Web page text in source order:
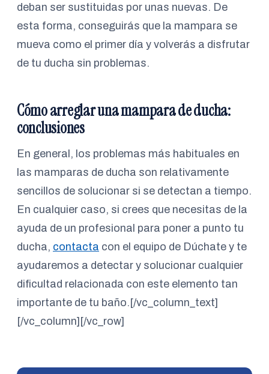
deban ser sustituidas por unas nuevas. De
esta forma, conseguirás que la mampara se
mueva como el primer día y volverás a disfrutar
de tu ducha sin problemas.
Cómo arreglar una mampara de ducha:
conclusiones
En general, los problemas más habituales en
las mamparas de ducha son relativamente
sencillos de solucionar si se detectan a tiempo.
En cualquier caso, si crees que necesitas de la
ayuda de un profesional para poner a punto tu
ducha, contacta con el equipo de Dúchate y te
ayudaremos a detectar y solucionar cualquier
dificultad relacionada con este elemento tan
importante de tu baño.[/vc_column_text]
[/vc_column][/vc_row]